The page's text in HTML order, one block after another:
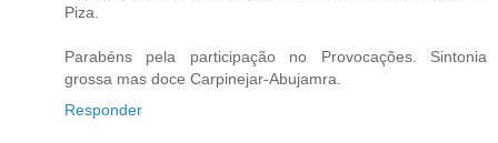
Piza.
Parabéns pela participação no Provocações. Sintonia
grossa mas doce Carpinejar-Abujamra.
Responder